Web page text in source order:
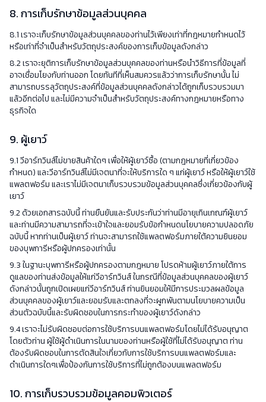
8. การเก็บรักษาข้อมูลส่วนบุคคล
8.1 เราจะเก็บรักษาข้อมูลส่วนบุคคลของท่านไว้เพียงเท่าที่กฎหมายกำหนดไว้
หรือเท่าที่จำเป็นสำหรับวัตถุประสงค์ของการเก็บข้อมูลดังกล่าว
8.2 เราจะยุติการเก็บรักษาข้อมูลส่วนบุคคลของท่านหรือนำวิธีการที่ข้อมูลที่
อาจเชื่อมโยงกับท่านออก โดยทันทีที่เห็นสมควรแล้วว่าการเก็บรักษานั้น ไม่
สามารถบรรลุวัตถุประสงค์ที่ข้อมูลส่วนบุคคลดังกล่าวได้ถูกเก็บรวบรวมมา
แล้วอีกต่อไป และไม่มีความจำเป็นสำหรับวัตถุประสงค์ทางกฎหมายหรือทาง
ธุรกิจใด
9. ผู้เยาว์
9.1 วีอาร์ทวินส์ไม่ขายสินค้าใดๆ เพื่อให้ผู้เยาว์ซื้อ (ตามกฎหมายที่เกี่ยวข้อง
กำหนด) และวีอาร์ทวินส์ไม่มีเจตนาที่จะให้บริการใด ๆ แก่ผู้เยาว์ หรือให้ผู้เยาว์ใช้
แพลตฟอร์ม และเราไม่มีเจตนาเก็บรวบรวมข้อมูลส่วนบุคคลซึ่งเกี่ยวข้องกับผู้
เยาว์
9.2 ด้วยเอกสารฉบับนี้ ท่านยืนยันและรับประกันว่าท่านมีอายุเกินเกณฑ์ผู้เยาว์
และท่านมีความสามารถที่จะเข้าใจและยอมรับข้อกำหนดนโยบายความปลอดภัย
ฉบับนี้ หากท่านเป็นผู้เยาว์ ท่านจะสามารถใช้แพลตฟอร์มภายใต้ความยินยอม
ของบุพการีหรือผู้ปกครองเท่านั้น
9.3 ในฐานะบุพการีหรือผู้ปกครองตามกฎหมาย โปรดห้ามผู้เยาว์ภายใต้การ
ดูแลของท่านส่งข้อมูลให้แก่วีอาร์ทวินส์ ในกรณีที่ข้อมูลส่วนบุคคลของผู้เยาว์
ดังกล่าวนั้นถูกเปิดเผยแก่วีอาร์ทวินส์ ท่านยินยอมให้มีการประมวลผลข้อมูล
ส่วนบุคคลของผู้เยาว์และยอมรับและตกลงที่จะผูกพันตามนโยบายความเป็น
ส่วนตัวฉบับนี้และรับผิดชอบในการกระทำของผู้เยาว์ดังกล่าว
9.4 เราจะไม่รับผิดชอบต่อการใช้บริการบนแพลตฟอร์มโดยไม่ได้รับอนุญาต
โดยตัวท่าน ผู้ใช้ผู้ดำเนินการในนามของท่านหรือผู้ใช้ที่ไม่ได้รับอนุญาต ท่าน
ต้องรับผิดชอบในการตัดสินใจเกี่ยวกับการใช้บริการบนแพลตฟอร์มและ
ดำเนินการใดๆเพื่อป้องกันการใช้บริการที่ไม่ถูกต้องบนแพลตฟอร์ม
10. การเก็บรวบรวมข้อมูลคอมพิวเตอร์